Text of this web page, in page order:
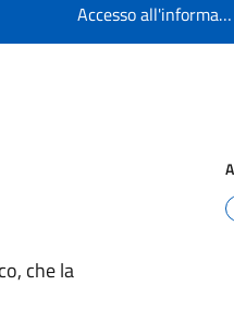
Accesso all'informazione
che la